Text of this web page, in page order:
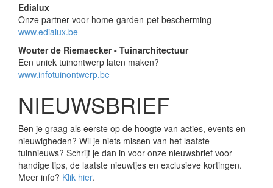
Edialux
Onze partner voor home-garden-pet bescherming
www.edialux.be
Wouter de Riemaecker - Tuinarchitectuur
Een uniek tuinontwerp laten maken?
www.infotuinontwerp.be
NIEUWSBRIEF
Ben je graag als eerste op de hoogte van acties, events en
nieuwigheden? Wil je niets missen van het laatste
tuinnieuws? Schrijf je dan in voor onze nieuwsbrief voor
handige tips, de laatste nieuwtjes en exclusieve kortingen.
Meer info? Klik hier.